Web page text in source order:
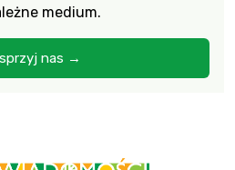
medium.
nas →